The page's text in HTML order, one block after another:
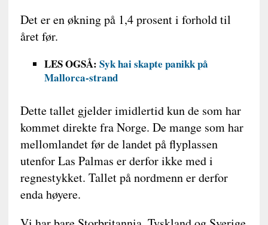
Det er en økning på 1,4 prosent i forhold til
året før.
LES OGSÅ: Syk hai skapte panikk på
Mallorca-strand
Dette tallet gjelder imidlertid kun de som har
kommet direkte fra Norge. De mange som har
mellomlandet før de landet på flyplassen
utenfor Las Palmas er derfor ikke med i
regnestykket. Tallet på nordmenn er derfor
enda høyere.